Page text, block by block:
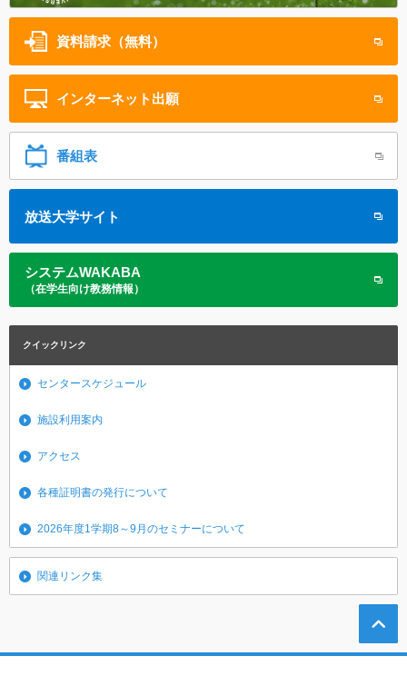
資料請求（無料）
インターネット 出願
番組表
放送大学サイト
システムWAKABA
（在学生向け教務情報）
クイックリンク
センタースケジュール
施設利用案内
アクセス
各種証明書の発行について
2026年度1学期8～9月のセミナーについて
関連リンク集